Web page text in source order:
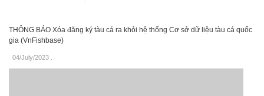
THÔNG BÁO Xóa đăng ký tàu cá ra khỏi hệ thống Cơ sở dữ liệu tàu cá quốc
gia (VnFishbase)
04/July/2023